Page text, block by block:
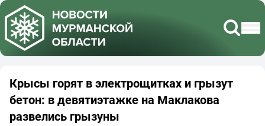
Крысы горят в электрощитках и грызут
бетон: в девятиэтажке на Маклакова
развелись грызуны